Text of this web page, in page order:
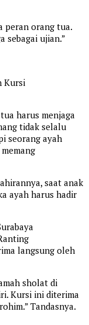
peran orang tua.
sebagai ujian.”
Kursi
harus menjaga
tidak selalu
seorang ayah
saat anak
ayah harus hadir
langsung oleh
sholat di
Kursi ini diterima
Tandasnya.